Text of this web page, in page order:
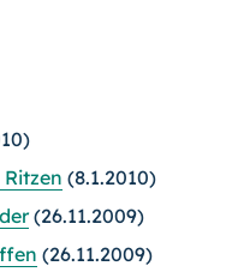
(8.1.2010)
(26.11.2009)
(26.11.2009)